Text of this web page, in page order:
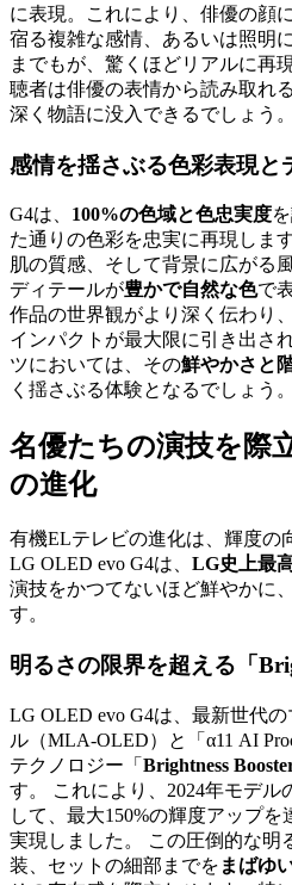
に表現。これにより、俳優の顔
宿る複雑な感情、あるいは照明
までもが、驚くほどリアルに再
聴者は俳優の表情から読み取れ
深く物語に没入できるでしょう。
感情を揺さぶる色彩表現と
G4は、 100%の色域と色忠実度
た通りの色彩を忠実に再現しま
肌の質感、そして背景に広がる
ディテールが豊かで自然な色で
作品の世界観がより深く伝わり
インパクトが最大限に引き出さ
ツにおいては、その鮮やかさと
く揺さぶる体験となるでしょう。
名優たちの演技を際
の進化
有機ELテレビの進化は、輝度の
LG OLED evo G4は、 LG史上最
演技をかつてないほど鮮やかに
す。
明るさの限界を超える「
LG OLED evo G4は、最新世代
ル（MLA-OLED）と「α11 AI
テクノロジー「 Brightness
す。 これにより、2024年モデル
して、最大150%の輝度アップを
実現しました。 この圧倒的な明
装、セットの細部までを まばゆ